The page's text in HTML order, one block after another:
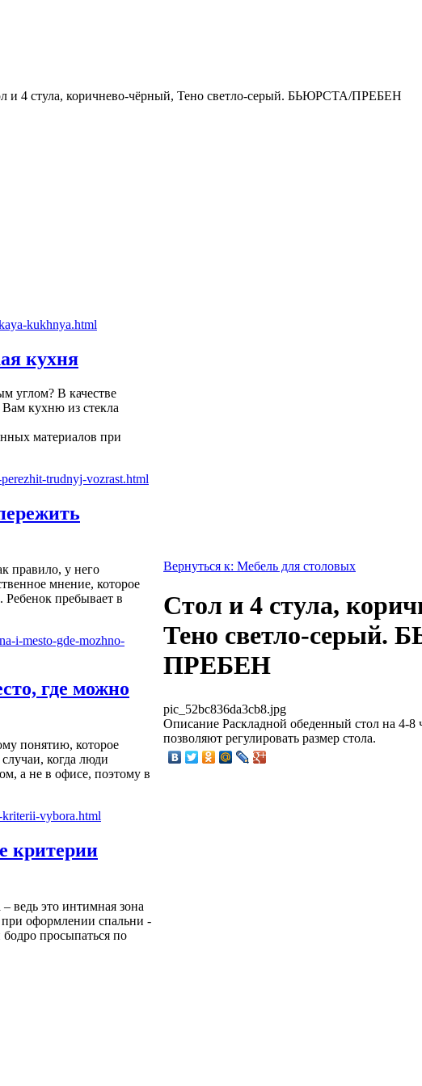
и 4 стула, коричнево-чёрный, Тено светло-серый. БЬЮРСТА/ПРЕБЕН
кухня
углом? В качестве
кухню из стекла
материалов при
правило, у него
мнение, которое
Ребенок пребывает в
где можно
понятию, которое
когда люди
а не в офисе, поэтому в
критерии
ведь это интимная зона
при оформлении спальни -
бодро просыпаться по
Вернуться к: Мебель для столовых
Стол и 4 стула,
Тено светло-серый.
ПРЕБЕН
pic_52bc836da3cb8.jpg
Описание Раскладной обеденный стол на 4-8
позволяют регулировать размер стола.